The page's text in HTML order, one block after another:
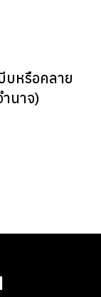
บหรือคลาย
นาจ)